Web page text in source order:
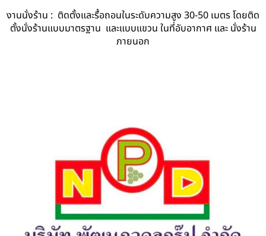
งานนั่งร้าน : ติดตั้งและรื้อถอนในระดับความสูง 30-50 เมตร โดยติด
ตั้งนั่งร้านแบบมาตรฐาน และแบบแขวน ในที่อับอากาศ และ นั่งร้าน
ภายนอก